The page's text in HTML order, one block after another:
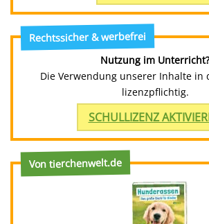
Rechtssicher & werbefrei
Nutzung im Unterricht?
Die Verwendung unserer Inhalte in
lizenzpflichtig.
SCHULLIZENZ
Von tierchenwelt.de